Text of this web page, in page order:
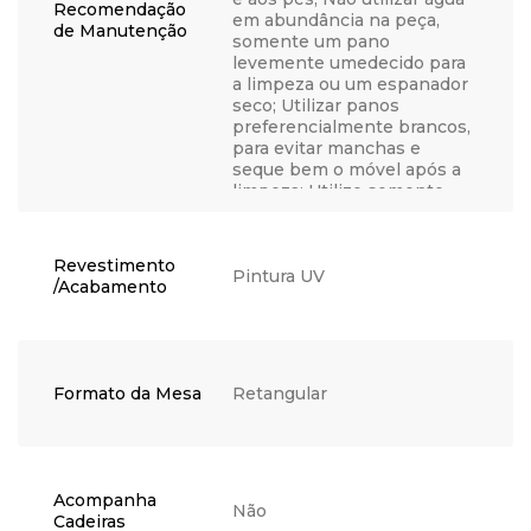
Recomendação
de Manutenção
em abundância na peça,
somente um pano
levemente umedecido para
a limpeza ou um espanador
seco; Utilizar panos
preferencialmente brancos,
para evitar manchas e
seque bem o móvel após a
limpeza; Utilize somente
não neutros ou produtos de
diretamente em cima do
móvel para não causar
diretamente ao sol, utilize
Revestimento
/Acabamento
Pintura UV
Formato da Mesa Retangular
Acompanha
Cadeiras
Não